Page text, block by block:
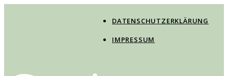
DATENSCHUTZERKLÄRUNG
IMPRESSUM